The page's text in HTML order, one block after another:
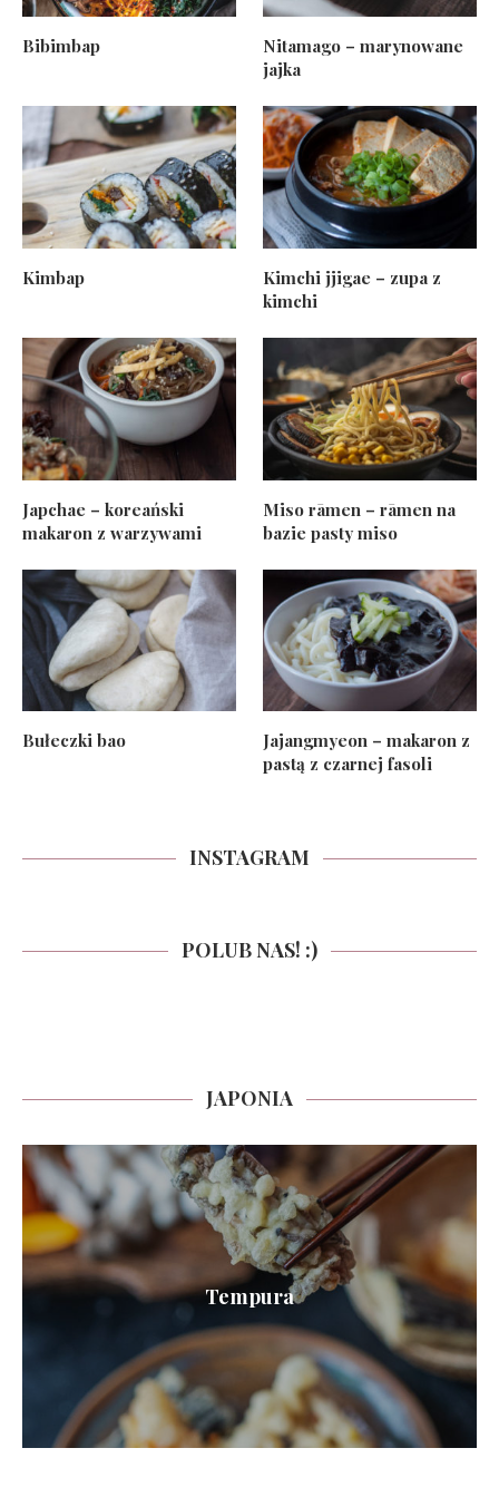
Bibimbap
Nitamago – marynowane
jajka
Kimbap
Kimchi jjigae – zupa z
kimchi
Japchae – koreański
makaron z warzywami
Miso rāmen – rāmen na
bazie pasty miso
Bułeczki bao
Jajangmyeon – makaron z
pastą z czarnej fasoli
INSTAGRAM
POLUB NAS! :)
JAPONIA
Tempura